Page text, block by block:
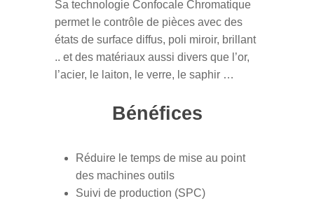
Sa technologie Confocale Chromatique
permet le contrôle de pièces avec des
états de surface diffus, poli miroir, brillant
.. et des matériaux aussi divers que l’or,
l’acier, le laiton, le verre, le saphir …
Bénéfices
Réduire le temps de mise au point
des machines outils
Suivi de production (SPC)